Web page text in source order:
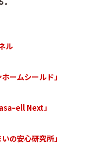
ル
ームシールド」
ｰell Next」
の安心研究所」